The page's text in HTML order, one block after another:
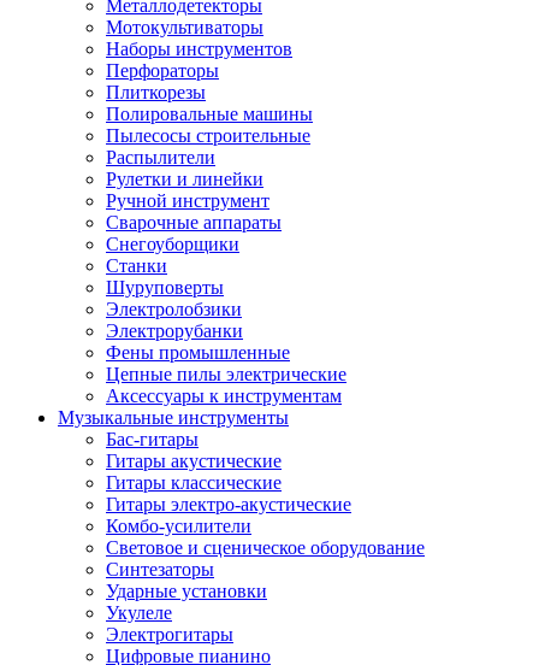
Металлодетекторы
Мотокультиваторы
Наборы инструментов
Перфораторы
Плиткорезы
Полировальные машины
Пылесосы строительные
Распылители
Рулетки и линейки
Ручной инструмент
Сварочные аппараты
Снегоуборщики
Станки
Шуруповерты
Электролобзики
Электрорубанки
Фены промышленные
Цепные пилы электрические
Аксессуары к инструментам
Музыкальные инструменты
Бас-гитары
Гитары акустические
Гитары классические
Гитары электро-акустические
Комбо-усилители
Световое и сценическое оборудование
Синтезаторы
Ударные установки
Укулеле
Электрогитары
Цифровые пианино